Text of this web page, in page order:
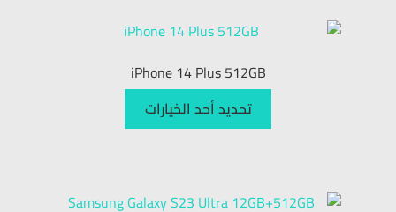
iPhone 14 Plus 512GB
تحديد أحد الخيارات